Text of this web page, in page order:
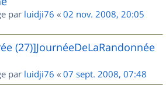
par luidji76 « 02 nov. 2008, 20:05
(27)]JournéeDeLaRandonnée
par luidji76 « 07 sept. 2008, 07:48